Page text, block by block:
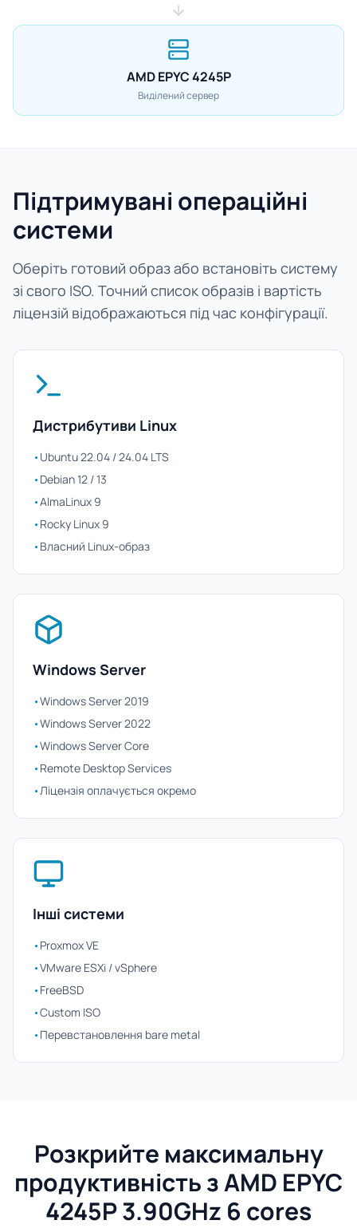
AMD EPYC 4245P
Виділений сервер
Підтримувані операційні
системи
Оберіть готовий образ або встановіть систему
зі свого ISO. Точний список образів і вартість
ліцензій відображаються під час конфігурації.
Дистрибутиви Linux
•Ubuntu 22.04 / 24.04 LTS
•Debian 12 / 13
•AlmaLinux 9
•Rocky Linux 9
•Власний Linux-образ
Windows Server
•Windows Server 2019
•Windows Server 2022
•Windows Server Core
•Remote Desktop Services
•Ліцензія оплачується окремо
Інші системи
•Proxmox VE
•VMware ESXi / vSphere
•FreeBSD
•Custom ISO
•Перевстановлення bare metal
Розкрийте максимальну
продуктивність з AMD EPYC
4245P 3.90GHz 6 cores